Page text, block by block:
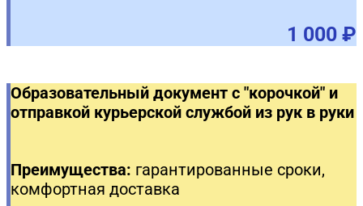
1 000 ₽
Образовательный документ с "корочкой" и
отправкой курьерской службой из рук в руки
Преимущества: гарантированные сроки,
комфортная доставка